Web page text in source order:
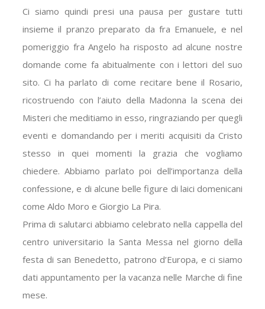
Ci siamo quindi presi una pausa per gustare tutti
insieme il pranzo preparato da fra Emanuele, e nel
pomeriggio fra Angelo ha risposto ad alcune nostre
domande come fa abitualmente con i lettori del suo
sito. Ci ha parlato di come recitare bene il Rosario,
ricostruendo con l’aiuto della Madonna la scena dei
Misteri che meditiamo in esso, ringraziando per quegli
eventi e domandando per i meriti acquisiti da Cristo
stesso in quei momenti la grazia che vogliamo
chiedere. Abbiamo parlato poi dell’importanza della
confessione, e di alcune belle figure di laici domenicani
come Aldo Moro e Giorgio La Pira.
Prima di salutarci abbiamo celebrato nella cappella del
centro universitario la Santa Messa nel giorno della
festa di san Benedetto, patrono d’Europa, e ci siamo
dati appuntamento per la vacanza nelle Marche di fine
mese.